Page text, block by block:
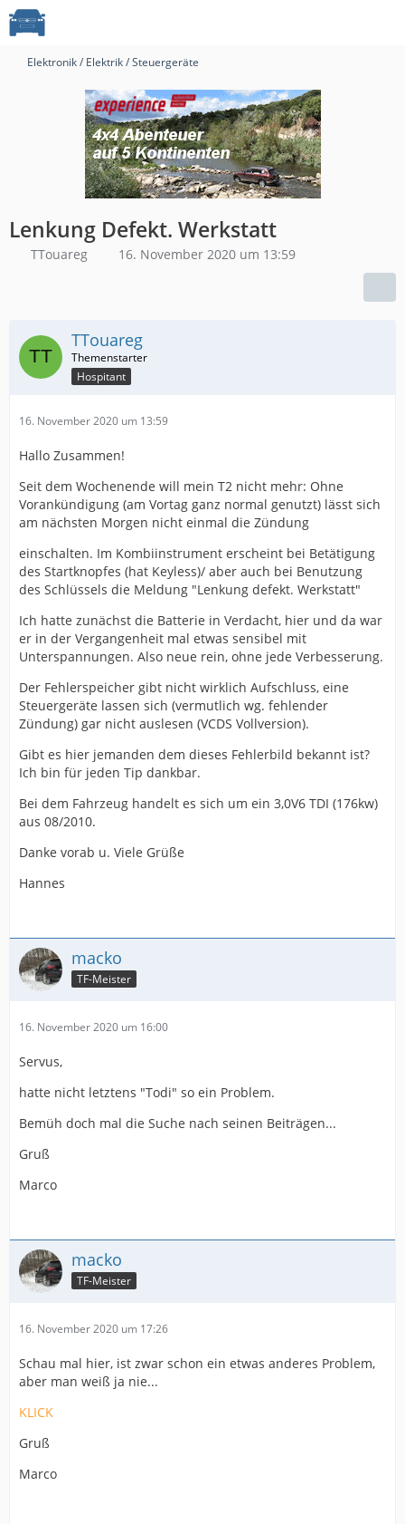
Elektronik / Elektrik / Steuergeräte
Lenkung Defekt. Werkstatt
TTouareg 16. November 2020 um 13:59
TTouareg
Hospitant
16. November 2020 um 13:59
Hallo Zusammen!
Seit dem Wochenende will mein T2 nicht mehr: Ohne
Vorankündigung (am Vortag ganz normal genutzt) lässt sich
am nächsten Morgen nicht einmal die Zündung
einschalten. Im Kombiinstrument erscheint bei Betätigung
des Startknopfes (hat Keyless)/ aber auch bei Benutzung
des Schlüssels die Meldung "Lenkung defekt. Werkstatt"
Ich hatte zunächst die Batterie in Verdacht, hier und da war
er in der Vergangenheit mal etwas sensibel mit
Unterspannungen. Also neue rein, ohne jede Verbesserung.
Der Fehlerspeicher gibt nicht wirklich Aufschluss, eine
Steuergeräte lassen sich (vermutlich wg. fehlender
Zündung) gar nicht auslesen (VCDS Vollversion).
Gibt es hier jemanden dem dieses Fehlerbild bekannt ist?
Ich bin für jeden Tip dankbar.
Bei dem Fahrzeug handelt es sich um ein 3,0V6 TDI (176kw)
aus 08/2010.
Danke vorab u. Viele Grüße
Hannes
macko
TF-Meister
16. November 2020 um 16:00
Servus,
hatte nicht letztens "Todi" so ein Problem.
Bemüh doch mal die Suche nach seinen Beiträgen...
Gruß
Marco
macko
TF-Meister
16. November 2020 um 17:26
Schau mal hier, ist zwar schon ein etwas anderes Problem,
aber man weiß ja nie...
KLICK
Gruß
Marco